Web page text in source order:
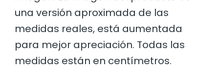
una versión aproximada de las
medidas reales, está aumentada
para mejor apreciación. Todas las
medidas están en centímetros.